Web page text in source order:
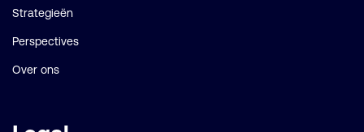
Strategieën
Perspectives
Over ons